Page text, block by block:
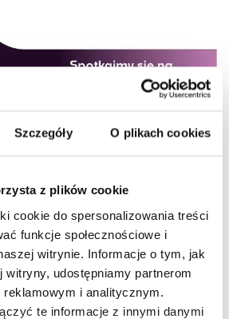
Szczegóły O plikach cookies
z plików cookie
cookie do spersonalizowania treści
funkcje społecznościowe i
witrynie. Informacje o tym, jak
udostępniamy partnerom
i analitycznym.
te informacje z innymi danymi
i Handlu
się Forum Rynku Spożywczego
najbardziej prestiżowa konferencja
spożywczemu, handlowemu i HoreCa